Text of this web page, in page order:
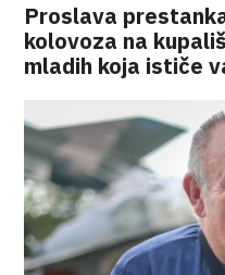
Proslava
kolovoza na
mladih koja ističe